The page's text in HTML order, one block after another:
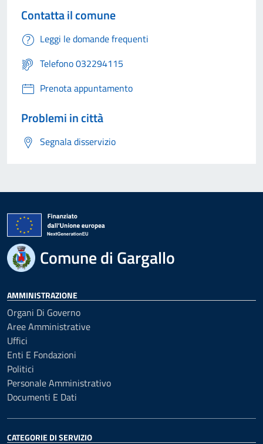
Contatta il comune
Leggi le domande frequenti
Telefono 032294115
Prenota appuntamento
Problemi in città
Segnala disservizio
Comune di Gargallo
AMMINISTRAZIONE
Organi Di Governo
Aree Amministrative
Uffici
Enti E Fondazioni
Politici
Personale Amministrativo
Documenti E Dati
CATEGORIE DI SERVIZIO